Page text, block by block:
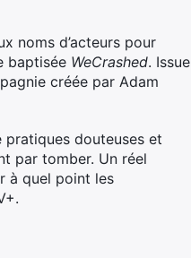
noms d’acteurs pour
baptisée WeCrashed. Issue
créée par Adam
pratiques douteuses et
par tomber. Un réel
à quel point les